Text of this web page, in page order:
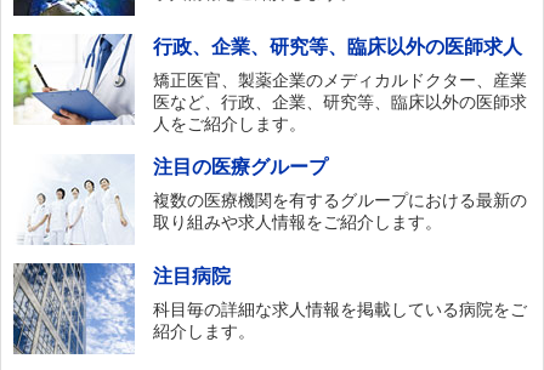
行政、企業、研究等、臨床以外の医師求人
矯正医官、製薬企業のメディカルドクター、産業
医など、行政、企業、研究等、臨床以外の医師求
人をご紹介します。
注目の医療グループ
複数の医療機関を有するグループにおける最新の
取り組みや求人情報をご紹介します。
注目病院
科目毎の詳細な求人情報を掲載している病院をご
紹介します。